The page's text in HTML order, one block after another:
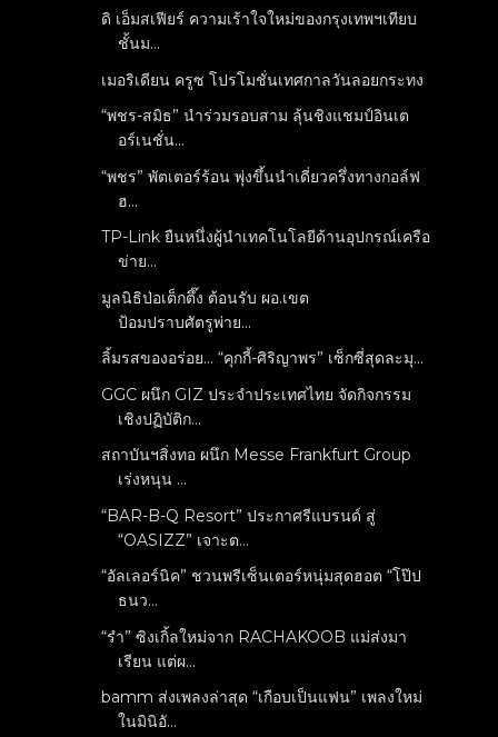
ดิ เอ็มสเฟียร์ ความเร้าใจใหม่ของกรุงเทพฯเทียบ
ชั้นม...
เมอริเดียน ครูซ โปรโมชั่นเทศกาลวันลอยกระทง
“พชร-สมิธ” นำร่วมรอบสาม ลุ้นชิงแชมป์อินเต
อร์เนชั่น...
“พชร” พัตเตอร์ร้อน พุ่งขึ้นนำเดี่ยวครึ่งทางกอล์ฟ
ฮ...
TP-Link ยืนหนึ่งผู้นำเทคโนโลยีด้านอุปกรณ์เครือ
ข่าย...
มูลนิธิป่อเต็กตึ๊ง ต้อนรับ ผอ.เขต
ป้อมปราบศัตรูพ่าย...
ลิ้มรสของอร่อย... “คุกกี้-ศิริญาพร” เซ็กซี่สุดละมุ...
GGC ผนึก GIZ ประจำประเทศไทย จัดกิจกรรม
เชิงปฏิบัติก...
สถาบันฯสิ่งทอ ผนึก Messe Frankfurt Group
เร่งหนุน ...
“BAR-B-Q Resort” ประกาศรีแบรนด์ สู่
“OASIZZ” เจาะต...
“อัลเลอร์นิค” ชวนพรีเซ็นเตอร์หนุ่มสุดฮอต “โป๊ป
ธนว...
“รำ” ซิงเกิ้ลใหม่จาก RACHAKOOB แม่ส่งมา
เรียน แต่ผ...
bamm ส่งเพลงล่าสุด “เกือบเป็นแฟน” เพลงใหม่
ในมินิอั...